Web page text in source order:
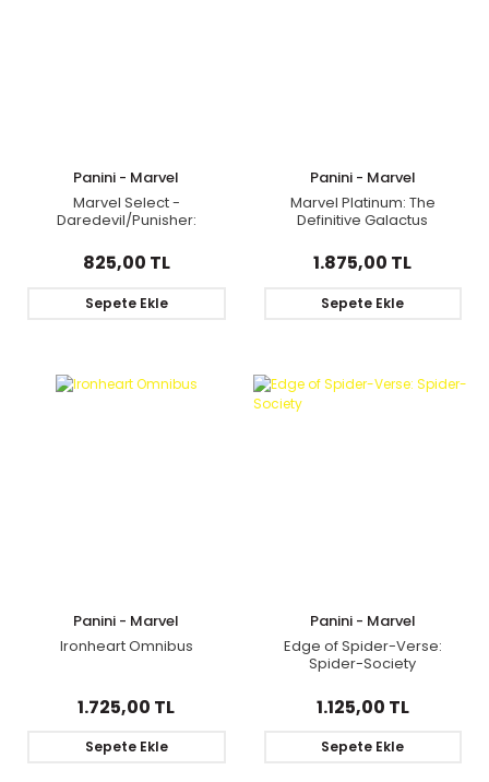
Panini - Marvel
Marvel Select -
Daredevil/Punisher:
825,00 TL
Sepete Ekle
Panini - Marvel
Marvel Platinum: The
Definitive Galactus
1.875,00 TL
Sepete Ekle
Panini - Marvel
Ironheart Omnibus
1.725,00 TL
Sepete Ekle
Panini - Marvel
Edge of Spider-Verse:
Spider-Society
1.125,00 TL
Sepete Ekle